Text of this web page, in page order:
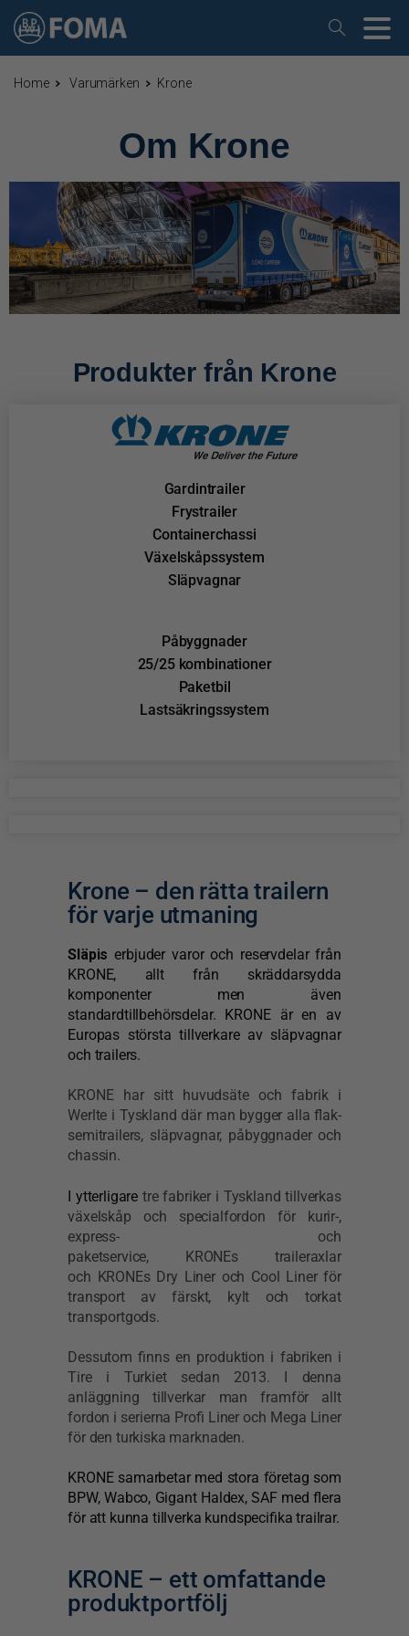
Home Varumärken Krone
Om Krone
Produkter från Krone
Gardintrailer
Frystrailer
Containerchassi
Växelskåpssystem
Släpvagnar
Påbyggnader
25/25 kombinationer
Paketbil
Lastsäkringssystem
Krone – den rätta trailern
för varje utmaning
Släpiserbjudervaror och reservdelar från
KRONE, allt från skräddarsydda
komponenter men även
standardtillbehörsdelar. KRONE är en av
Europas största tillverkare av släpvagnar
och trailers.
KRONE har sitt huvudsäte och fabrik i
Werlte i Tyskland där man bygger alla flak-
semitrailers, släpvagnar, påbyggnader och
chassin.
I ytterligaretre fabriker i Tyskland tillverkas
växelskåp och specialfordon för kurir-,
express- och
paketservice, KRONEs traileraxlar
och KRONEs Dry Liner och Cool Liner för
transport av färskt, kylt och torkat
transportgods.
Dessutom finns en produktion i fabriken i
Tire i Turkiet sedan 2013. I denna
anläggning tillverkar man framför allt
fordon i serierna Profi Liner och Mega Liner
för den turkiska marknaden.
KRONE samarbetar med stora företag som
BPW, Wabco, Gigant Haldex, SAF med flera
för att kunna tillverka kundspecifika trailrar.
KRONE – ett omfattande
produktportfölj